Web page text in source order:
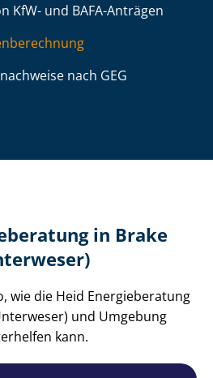
KfW- und BAFA-Anträgen
nach GEG
in Brake
wie die Heid Energieberatung
und Umgebung
kann.